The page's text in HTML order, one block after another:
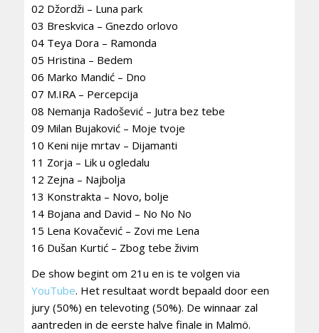
02 Džordži – Luna park
03 Breskvica – Gnezdo orlovo
04 Teya Dora – Ramonda
05 Hristina – Bedem
06 Marko Mandić – Dno
07 M.IRA – Percepcija
08 Nemanja Radošević – Jutra bez tebe
09 Milan Bujaković – Moje tvoje
10 Keni nije mrtav – Dijamanti
11 Zorja – Lik u ogledalu
12 Zejna – Najbolja
13 Konstrakta – Novo, bolje
14 Bojana and David – No No No
15 Lena Kovačević – Zovi me Lena
16 Dušan Kurtić – Zbog tebe živim
De show begint om 21u en is te volgen via
YouTube. Het resultaat wordt bepaald door een
jury (50%) en televoting (50%). De winnaar zal
aantreden in de eerste halve finale in Malmö.